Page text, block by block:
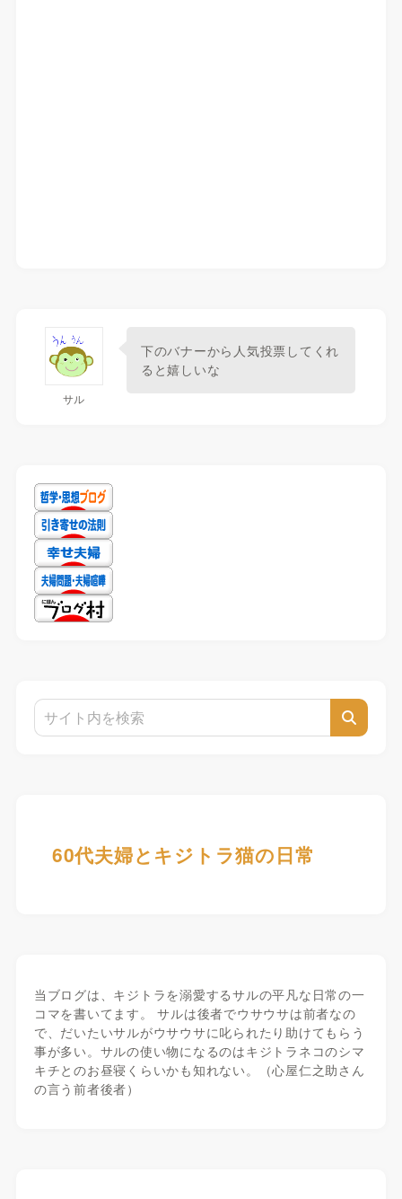
サル
下のバナーから人気投票してくれ
ると嬉しいな
60代夫婦とキジトラ猫の日常
当ブログは、キジトラを溺愛するサルの平凡な日常の一
コマを書いてます。 サルは後者でウサウサは前者なの
で、だいたいサルがウサウサに叱られたり助けてもらう
事が多い。サルの使い物になるのはキジトラネコのシマ
キチとのお昼寝くらいかも知れない。（心屋仁之助さん
の言う前者後者）